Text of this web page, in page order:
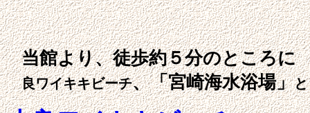
当館より、徒歩約５分のところに
良ワイキキビーチ、「宮崎海水浴場」と